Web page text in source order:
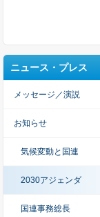
ニュース・プレス
メッセージ／演説
お知らせ
気候変動と国連
2030アジェンダ
国連事務総長